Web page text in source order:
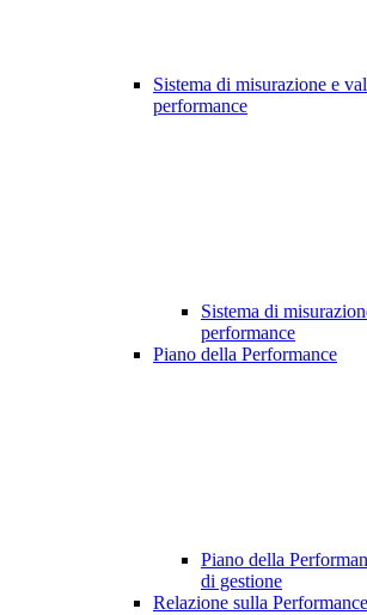
Sistema di misurazione e
performance
Sistema di
performance
Piano della Performance
Piano della
di gestione
Relazione sulla Performance